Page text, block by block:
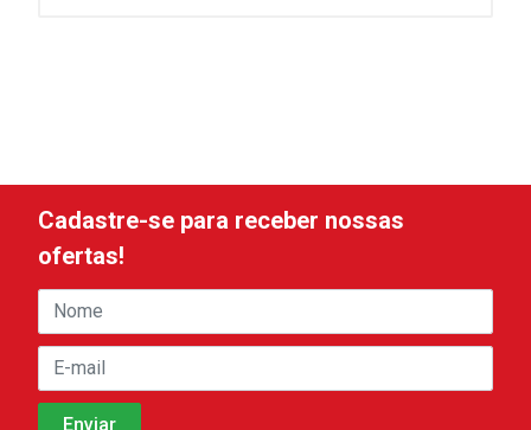
Cadastre-se para receber nossas
ofertas!